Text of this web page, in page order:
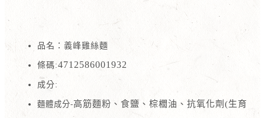
品名：義峰雞絲麵
條碼:4712586001932
成分:
麵體成分-高筋麵粉、食鹽、棕櫚油、抗氧化劑(生育